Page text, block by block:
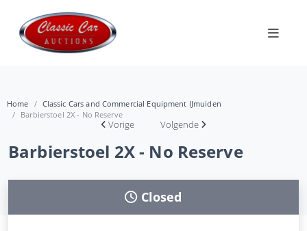
Home
Classic Cars and Commercial Equipment IJmuiden
Barbierstoel 2X - No Reserve
Vorige Volgende
Barbierstoel 2X - No Reserve
Closed